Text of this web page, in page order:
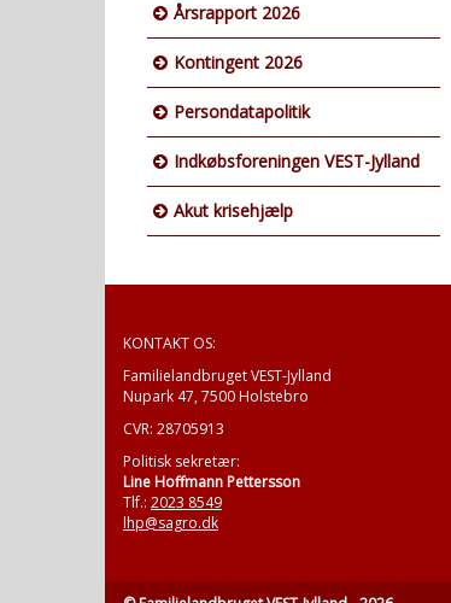
Årsrapport 2026
Kontingent 2026
Persondatapolitik
Indkøbsforeningen VEST-Jylland
Akut krisehjælp
KONTAKT OS:
Familielandbruget VEST-Jylland
Nupark 47, 7500 Holstebro
CVR: 28705913
Politisk sekretær:
Line Hoffmann Pettersson
Tlf.: 2023 8549
lhp@sagro.dk